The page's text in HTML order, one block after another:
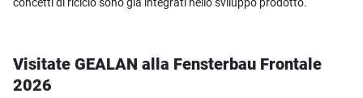
concetti di riciclo sono già integrati nello sviluppo prodotto.
Visitate GEALAN alla Fensterbau Frontale
2026